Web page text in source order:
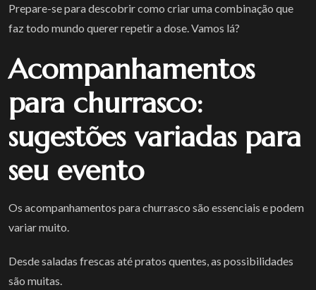
Prepare-se para descobrir como criar uma combinação que
faz todo mundo querer repetir a dose. Vamos lá?
Acompanhamentos
para churrasco:
sugestões variadas para
seu evento
Os acompanhamentos para churrasco são essenciais e podem
variar muito.
Desde saladas frescas até pratos quentes, as possibilidades
são muitas.